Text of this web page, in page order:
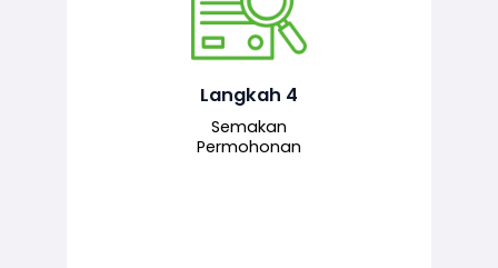
Langkah 4
Semakan
Permohonan
Pegawai penyemak menyemak
maklumat yang dikemukakan. Jika
semua maklumat adalah lengkap dan
kepada pegawai pelulus untuk
tindakan seterusnya.